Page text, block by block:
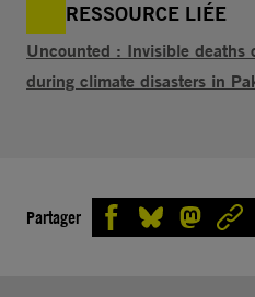
RESSOURCE LIÉE
Uncounted : Invisible deaths
during climate disasters in
Partager